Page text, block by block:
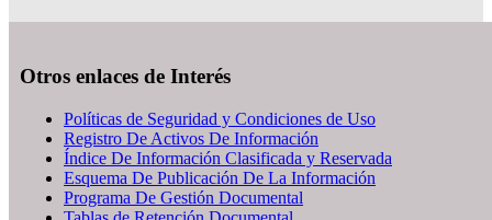
Otros enlaces de Interés
Políticas de Seguridad y Condiciones de Uso
Registro De Activos De Información
Índice De Información Clasificada y Reservada
Esquema De Publicación De La Información
Programa De Gestión Documental